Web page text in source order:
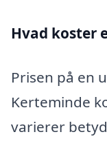
Hvad koster
Prisen på en
Kerteminde
varierer